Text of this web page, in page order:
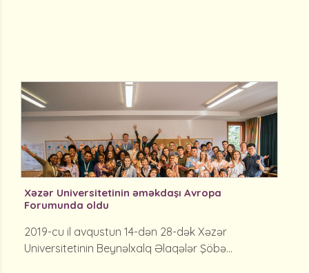
Xəzər Universitetinin əməkdaşı Avropa
Forumunda oldu
2019-cu il avqustun 14-dən 28-dək Xəzər
Universitetinin Beynəlxalq Əlaqələr Şöbə...